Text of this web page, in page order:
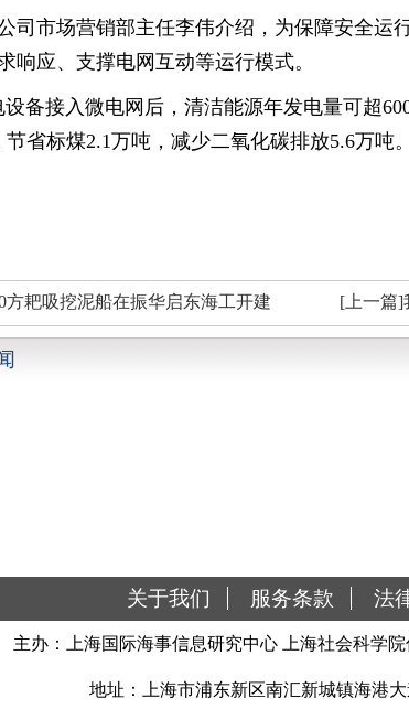
司市场营销部主任李伟介绍，为保障安全运
响应、支撑电网互动等运行模式。
备接入微电网后，清洁能源年发电量可超
节省标煤2.1万吨，减少二氧化碳排放5.6万
方耙吸挖泥船在振华启东海工开建 [上一篇]
关于我们 服务条款 法
主办：上海国际海事信息研究中心 上海社会科学院
地址：上海市浦东新区南汇新城镇海港大